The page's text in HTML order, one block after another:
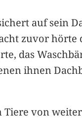
auf sein
zuvor hörte
das
ihnen
Tiere von